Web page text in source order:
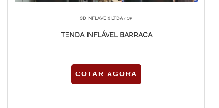
3D INFLAVEIS LTDA / SP
TENDA INFLÁVEL BARRACA
COTAR AGORA